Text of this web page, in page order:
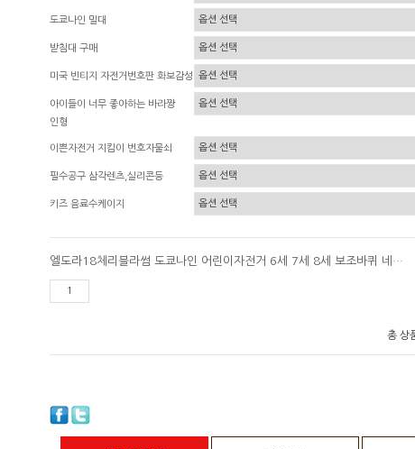
도쿄나인 밀대
받침대 구매
미국 빈티지 자전거번호판 화보감성
아이들이 너무 좋아하는 바라짱
인형
이쁜자전거 지킴이 번호자물쇠
필수공구 삼각렌츠,실리콘등
키즈 음료수케이지
엘도라18체리블라썸 도쿄나인 어린이자전거 6세 7세 8세 보조바퀴 네발자전거
총 상